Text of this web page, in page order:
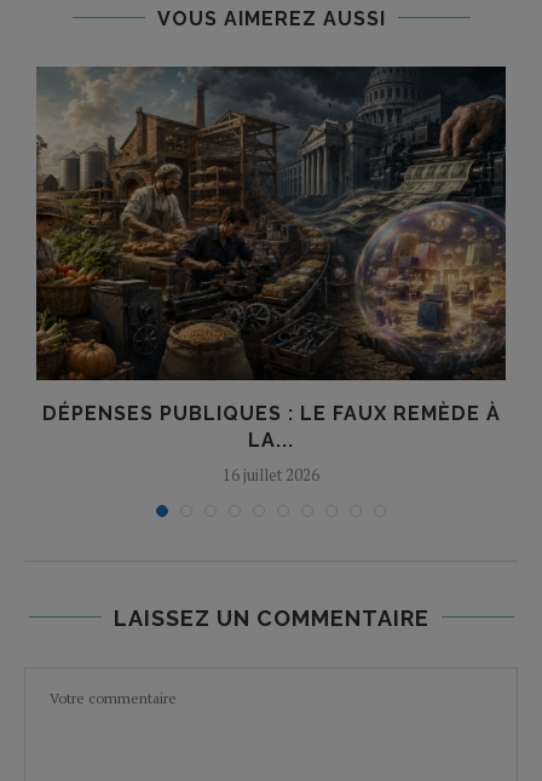
VOUS AIMEREZ AUSSI
DÉPENSES PUBLIQUES : LE FAUX REMÈDE À
LA...
16 juillet 2026
LAISSEZ UN COMMENTAIRE